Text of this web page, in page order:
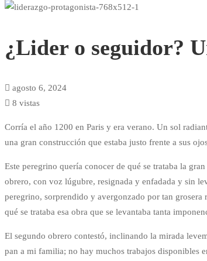
¿Lider
seguidor?
Una
de
víctimas
y
protagonistas.
¿Lider o seguidor?
agosto 6, 2024
8 vistas
Corría el año 1200 en Paris y era verano. Un sol
una gran construcción que estaba justo frente a sus
Este peregrino quería conocer de qué se trataba la
obrero, con voz lúgubre, resignada y enfadada y sin
peregrino, sorprendido y avergonzado por tan grosera
qué se trataba esa obra que se levantaba tanta
El segundo obrero contestó, inclinando la mirada
pan a mi familia; no hay muchos trabajos disponibles